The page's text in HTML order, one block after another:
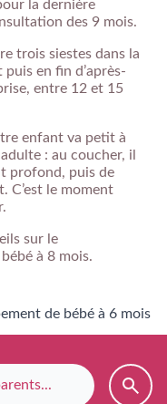
la dernière
des 9 mois.
trois siestes dans la
en fin d’après-
entre 12 et 15
enfant va petit à
: au coucher, il
profond, puis de
C’est le moment
sur le
à 8 mois.
de bébé à 6 mois